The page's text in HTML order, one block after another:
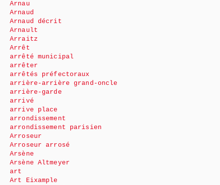
Arnau
Arnaud
Arnaud décrit
Arnault
Arraitz
Arrêt
arrêté municipal
arrêter
arrêtés préfectoraux
arrière-arrière grand-oncle
arrière-garde
arrivé
arrive place
arrondissement
arrondissement parisien
Arroseur
Arroseur arrosé
Arsène
Arsène Altmeyer
art
Art Eixample